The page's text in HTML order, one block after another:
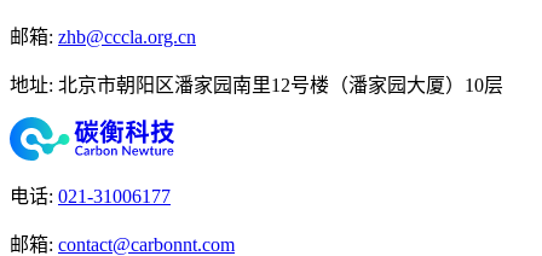
邮箱: zhb@cccla.org.cn
地址: 北京市朝阳区潘家园南里12号楼（潘家园大厦）10层
电话: 021-31006177
邮箱: contact@carbonnt.com